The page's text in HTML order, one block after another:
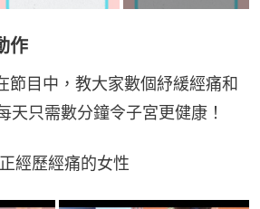
作
節目中，教大家數個紓緩經痛和
天只需數分鐘令子宮更健康！
經歷經痛的女性